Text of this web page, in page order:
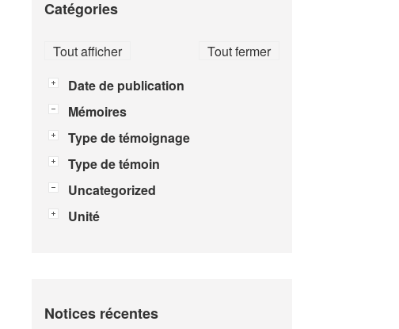
Catégories
Tout fermer
Tout afficher
Date de publication
Mémoires
Type de témoignage
Type de témoin
Uncategorized
Unité
Notices récentes